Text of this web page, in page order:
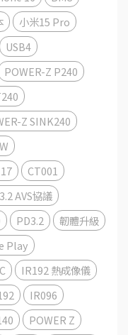
小米15 Pro
USB4
POWER-Z P240
Z SINK240
CT001
AVS協議
PD3.2
韌體升級
Play
IR192 熱成像儀
IR096
POWER Z